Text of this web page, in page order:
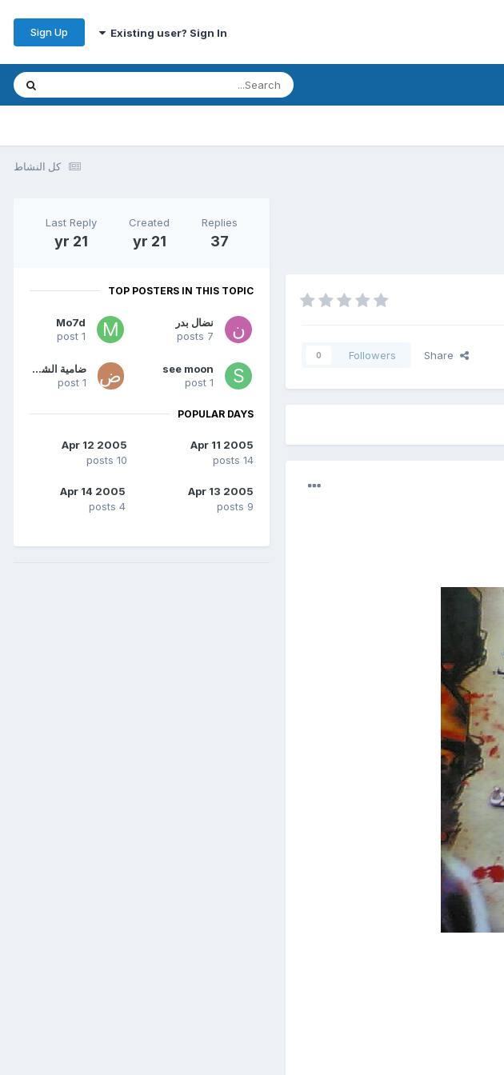
Existing user? Sign In
Sign Up
كل النشاط
Followers
0
Replies
37
Created
21 yr
Last Reply
21 yr
TOP POSTERS IN THIS TOPIC
نضال بدر
7 posts
Mo7d
1 post
see moon
1 post
ضامية الشوق
1 post
POPULAR DAYS
Apr 11 2005
14 posts
Apr 12 2005
10 posts
Apr 13 2005
9 posts
Apr 14 2005
4 posts